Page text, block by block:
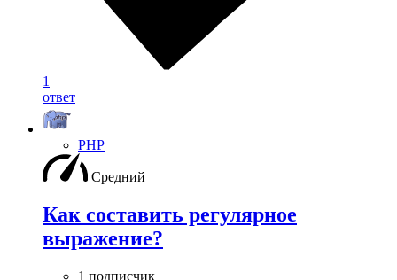
1
ответ
PHP
Средний
Как составить регулярное
выражение?
1 подписчик